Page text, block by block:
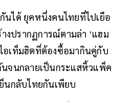
นได้ ยุคหนึ่งคนไทยที่ไปเยือ
ปรากฏการณ์ตามล่า ‘แฮม
อเท็มฮิตที่ต้องซื้อมากินคู่กับ
นจนกลายเป็นกระแสหิ้วแพ็ค
นกลับไทยกันเพียบ